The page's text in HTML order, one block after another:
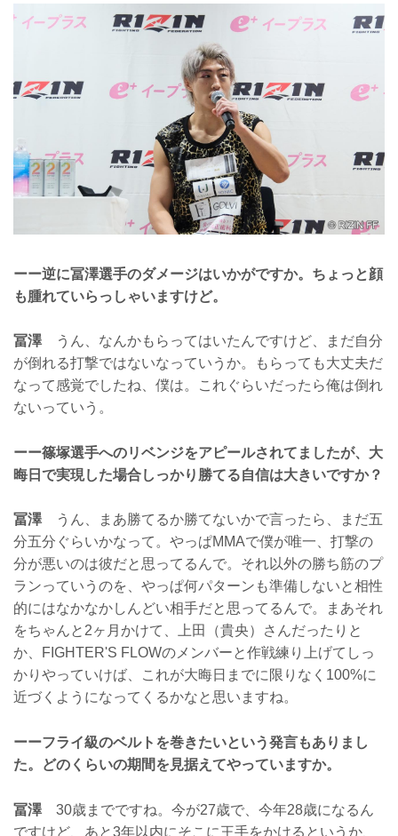
ーー逆に冨澤選手のダメージはいかがですか。ちょっと顔
も腫れていらっしゃいますけど。
冨澤うん、なんかもらってはいたんですけど、まだ自分
が倒れる打撃ではないなっていうか。もらっても大丈夫だ
なって感覚でしたね、僕は。これぐらいだったら俺は倒れ
ないっていう。
ーー篠塚選手へのリベンジをアピールされてましたが、大
晦日で実現した場合しっかり勝てる自信は大きいですか？
冨澤うん、まあ勝てるか勝てないかで言ったら、まだ五
分五分ぐらいかなって。やっぱMMAで僕が唯一、打撃の
分が悪いのは彼だと思ってるんで。それ以外の勝ち筋のプ
ランっていうのを、やっぱ何パターンも準備しないと相性
的にはなかなかしんどい相手だと思ってるんで。まあそれ
をちゃんと2ヶ月かけて、上田（貴央）さんだったりと
か、FIGHTER'S FLOWのメンバーと作戦練り上げてしっ
かりやっていけば、これが大晦日までに限りなく100%に
近づくようになってくるかなと思いますね。
ーーフライ級のベルトを巻きたいという発言もありまし
た。どのくらいの期間を見据えてやっていますか。
冨澤30歳までですね。今が27歳で、今年28歳になるん
ですけど、あと3年以内にそこに王手をかけるというか、